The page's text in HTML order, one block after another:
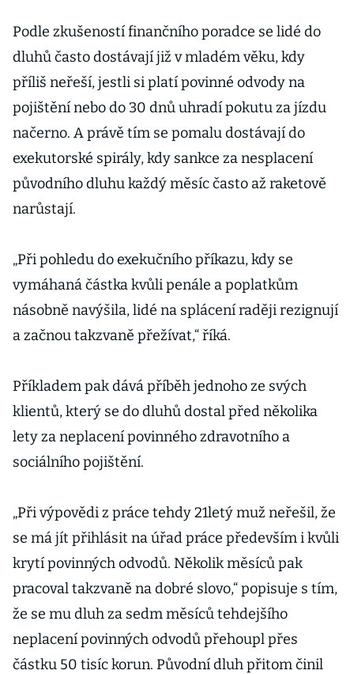
Podle zkušeností finančního poradce se lidé do
dluhů často dostávají již v mladém věku, kdy
příliš neřeší, jestli si platí povinné odvody na
pojištění nebo do 30 dnů uhradí pokutu za jízdu
načerno. A právě tím se pomalu dostávají do
exekutorské spirály, kdy sankce za nesplacení
původního dluhu každý měsíc často až raketově
narůstají.
„Při pohledu do exekučního příkazu, kdy se
vymáhaná částka kvůli penále a poplatkům
násobně navýšila, lidé na splácení raději rezignují
a začnou takzvaně přežívat,“ říká.
Příkladem pak dává příběh jednoho ze svých
klientů, který se do dluhů dostal před několika
lety za neplacení povinného zdravotního a
sociálního pojištění.
„Při výpovědi z práce tehdy 21letý muž neřešil, že
se má jít přihlásit na úřad práce především i kvůli
krytí povinných odvodů. Několik měsíců pak
pracoval takzvaně na dobré slovo,“ popisuje s tím,
že se mu dluh za sedm měsíců tehdejšího
neplacení povinných odvodů přehoupl přes
částku 50 tisíc korun. Původní dluh přitom činil